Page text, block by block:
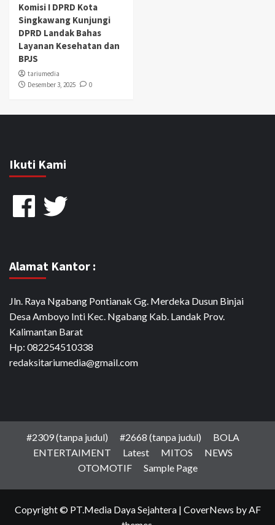
Komisi I DPRD Kota
Singkawang Kunjungi
DPRD Landak Bahas
Layanan Kesehatan dan
BPJS
tariumedia
Desember 3, 2025
0
Ikuti Kami
FacebookTwitter
Alamat Kantor :
Jln. Raya Ngabang Pontianak Gg. Merdeka Dusun Binjai
Desa Amboyo Inti Kec. Ngabang Kab. Landak Prov.
Kalimantan Barat
Hp: 082254510338
redaksitariumedia@gmail.com
#2309 (tanpa judul) #2668 (tanpa judul)
BOLA
ENTERTAIMENT
Latest MITOS
NEWS
OTOMOTIF
Sample Page
Copyright © PT.Media Daya Sejahtera | CoverNews by AF